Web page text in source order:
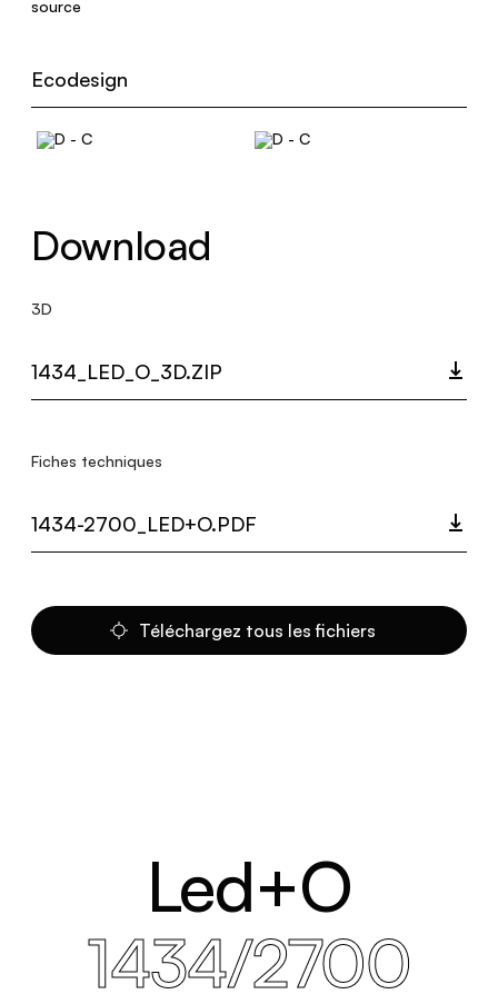
source
Ecodesign
Download
3D
1434_LED_O_3D.ZIP
Fiches techniques
1434-2700_LED+O.PDF
Téléchargez tous les fichiers
Led+O
1434/2700